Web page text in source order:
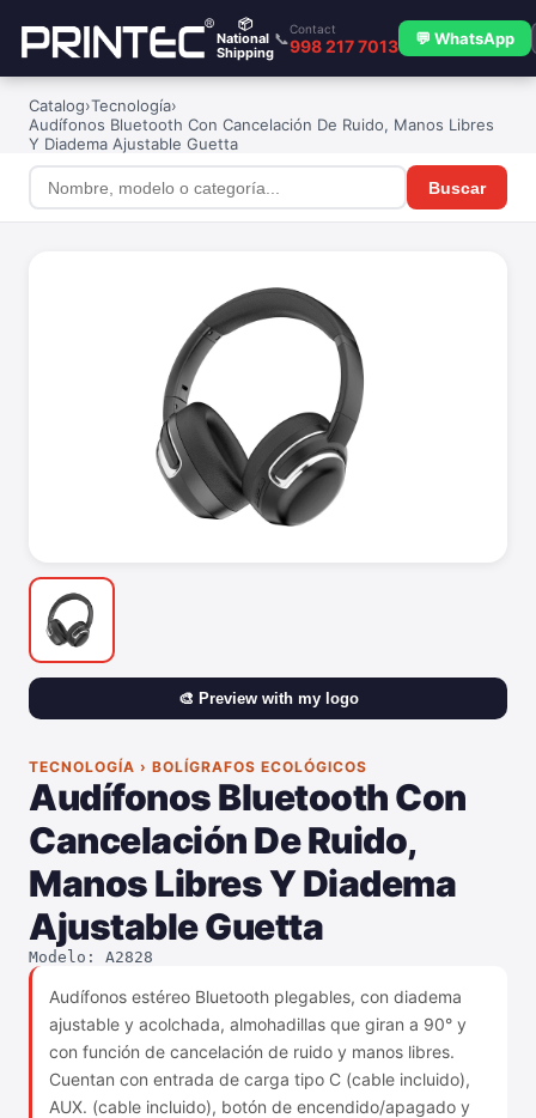
📦
National
Shipping
📞
Contact
998 217 7013 💬 WhatsApp
Catalog›Tecnología›
Audífonos Bluetooth Con Cancelación De Ruido, Manos Libres
Y Diadema Ajustable Guetta
Buscar
🎨 Preview with my logo
TECNOLOGÍA › BOLÍGRAFOS ECOLÓGICOS
Audífonos Bluetooth Con
Cancelación De Ruido,
Manos Libres Y Diadema
Ajustable Guetta
Modelo: A2828
Audífonos estéreo Bluetooth plegables, con diadema
ajustable y acolchada, almohadillas que giran a 90° y
con función de cancelación de ruido y manos libres.
Cuentan con entrada de carga tipo C (cable incluido),
AUX. (cable incluido), botón de encendido/apagado y